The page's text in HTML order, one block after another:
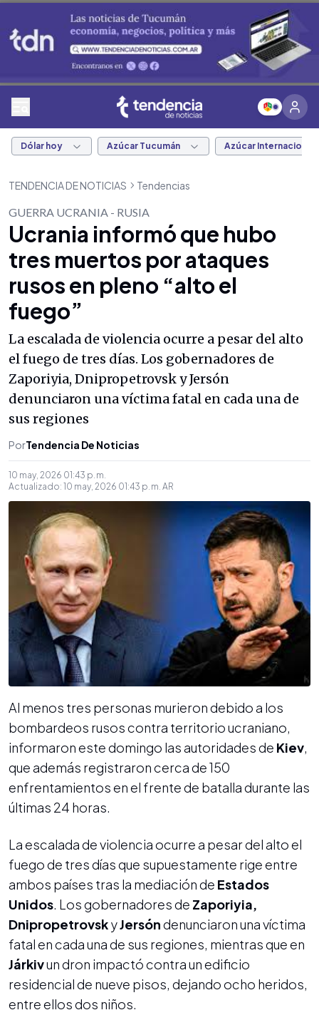
Dólar hoy Azúcar Tucumán Azúcar Internacional
TENDENCIA DE NOTICIAS Tendencias
GUERRA UCRANIA - RUSIA
Ucrania informó que hubo
tres muertos por ataques
rusos en pleno “alto el
fuego”
La escalada de violencia ocurre a pesar del alto
el fuego de tres días. Los gobernadores de
Zaporiyia, Dnipropetrovsk y Jersón
denunciaron una víctima fatal en cada una de
sus regiones
PorTendencia De Noticias
10 may, 2026 01:43 p. m.
Actualizado: 10 may, 2026 01:43 p. m. AR
Al menos tres personas murieron debido a los
bombardeos rusos contra territorio ucraniano,
informaron este domingo las autoridades de Kiev,
que además registraron cerca de 150
enfrentamientos en el frente de batalla durante las
últimas 24 horas.
La escalada de violencia ocurre a pesar del alto el
fuego de tres días que supuestamente rige entre
ambos países tras la mediación de Estados
Unidos. Los gobernadores de Zaporiyia,
DnipropetrovskyJersóndenunciaron una víctima
fatal en cada una de sus regiones, mientras que en
Járkivun dron impactó contra un edificio
residencial de nueve pisos, dejando ocho heridos,
entre ellos dos niños.